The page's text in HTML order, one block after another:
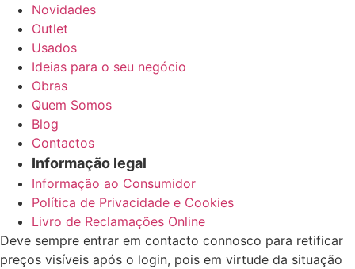
Novidades
Outlet
Usados
Ideias para o seu negócio
Obras
Quem Somos
Blog
Contactos
Informação legal
Informação ao Consumidor
Política de Privacidade e Cookies
Livro de Reclamações Online
Deve sempre entrar em contacto connosco para retificar
preços visíveis após o login, pois em virtude da situação